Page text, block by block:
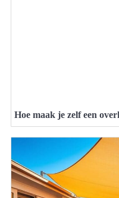
Hoe maak je zelf een